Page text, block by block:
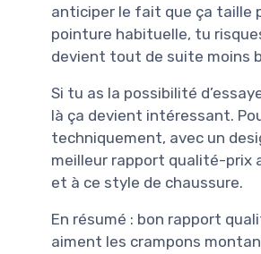
anticiper le fait que ça taille
pointure habituelle, tu
devient tout de suite moins
Si tu as la possibilité
là ça devient intéressant.
techniquement, avec un
meilleur rapport qualité-prix
et à ce style de chaussure.
En résumé : bon rapport
aiment les crampons